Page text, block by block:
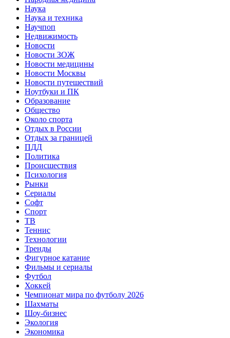
Наука
Наука и техника
Научпоп
Недвижимость
Новости
Новости ЗОЖ
Новости медицины
Новости Москвы
Новости путешествий
Ноутбуки и ПК
Образование
Общество
Около спорта
Отдых в России
Отдых за границей
ПДД
Политика
Происшествия
Психология
Рынки
Сериалы
Софт
Спорт
ТВ
Теннис
Технологии
Тренды
Фигурное катание
Фильмы и сериалы
Футбол
Хоккей
Чемпионат мира по футболу 2026
Шахматы
Шоу-бизнес
Экология
Экономика